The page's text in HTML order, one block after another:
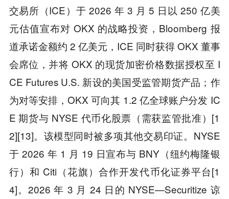
交易所（ICE）于 2026 年 3 月 5 日以 250 亿美
元估值宣布对 OKX 的战略投资，Bloomberg 报
道承诺金额约 2 亿美元，ICE 同时获得 OKX 董事
会席位，并将 OKX 的现货加密价格数据授权至 I
CE Futures U.S. 新设的美国受监管期货产品；作
为对等安排，OKX 可向其 1.2 亿全球账户分发 IC
E 期货与 NYSE 代币化股票（需获监管批准）[1
2][13]。该模型同时被多项其他交易印证。NYSE
于 2026 年 1 月 19 日宣布与 BNY（纽约梅隆银
行）和 Citi（花旗）合作开发代币化证券平台[1
4]。2026 年 3 月 24 日的 NYSE—Securitize 谅